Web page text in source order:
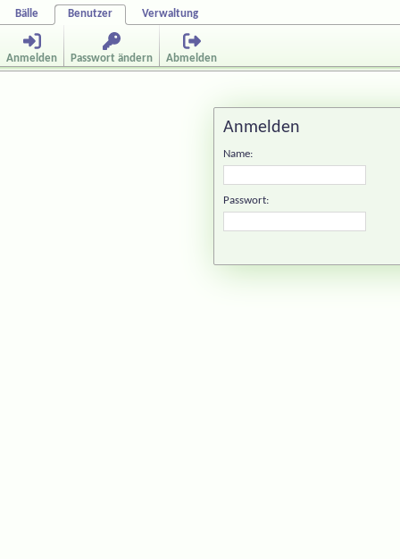
Bälle Benutzer Verwaltung
Anmelden Passwort ändern Abmelden
Anmelden
Name:
Passwort: